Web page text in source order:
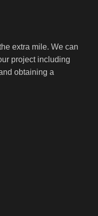
extra mile. We can
project including
obtaining a